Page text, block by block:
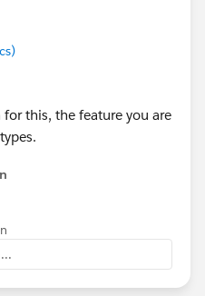
this, the feature you are